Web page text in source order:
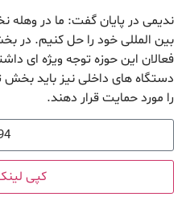
ندیمی در پایان گفت: ما در
بین المللی خود را حل کنیم. در
فعالان این حوزه توجه ویژه ای
دستگاه های داخلی نیز باید
را مورد حمایت قرار دهند.
کپی